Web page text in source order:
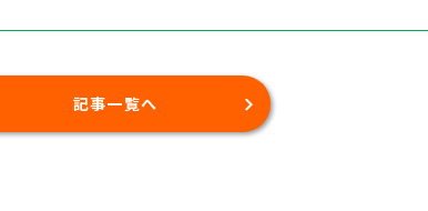
記事一覧へ